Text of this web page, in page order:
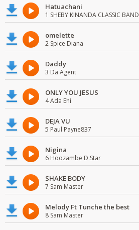
Hatuachani
1 SHEBY KINANDA CLASSIC BAND
omelette
2 Spice Diana
Daddy
3 Da Agent
ONLY YOU JESUS
4 Ada Ehi
DEJA VU
5 Paul Payne837
Nigina
6 Hoozambe D.Star
SHAKE BODY
7 Sam Master
Melody Ft Tunche the best
8 Sam Master